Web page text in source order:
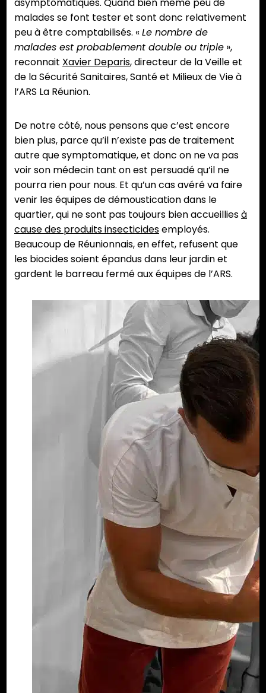
asymptomatiques. Quand bien même peu de
malades se font tester et sont donc relativement
peu à être comptabilisés. «Le nombre de
malades est probablement double ou triple »,
reconnait Xavier Deparis, directeur de la Veille et
de la Sécurité Sanitaires, Santé et Milieux de Vie à
l’ARS La Réunion.
De notre côté, nous pensons que c’est encore
bien plus, parce qu’il n’existe pas de traitement
autre que symptomatique, et donc on ne va pas
voir son médecin tant on est persuadé qu’il ne
pourra rien pour nous. Et qu’un cas avéré va faire
venir les équipes de démoustication dans le
quartier, qui ne sont pas toujours bien accueilliesà
cause des produits insecticidesemployés.
Beaucoup de Réunionnais, en effet, refusent que
les biocides soient épandus dans leur jardin et
gardent le barreau fermé aux équipes de l’ARS.